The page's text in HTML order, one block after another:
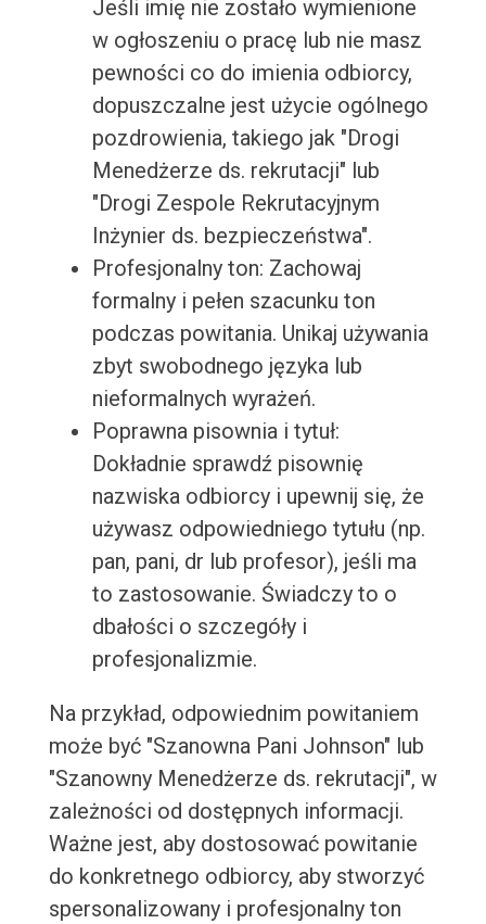
Jeśli imię nie zostało wymienione
w ogłoszeniu o pracę lub nie masz
pewności co do imienia odbiorcy,
dopuszczalne jest użycie ogólnego
pozdrowienia, takiego jak "Drogi
Menedżerze ds. rekrutacji" lub
"Drogi Zespole Rekrutacyjnym
Inżynier ds. bezpieczeństwa".
Profesjonalny ton: Zachowaj
formalny i pełen szacunku ton
podczas powitania. Unikaj używania
zbyt swobodnego języka lub
nieformalnych wyrażeń.
Poprawna pisownia i tytuł:
Dokładnie sprawdź pisownię
nazwiska odbiorcy i upewnij się, że
używasz odpowiedniego tytułu (np.
pan, pani, dr lub profesor), jeśli ma
to zastosowanie. Świadczy to o
dbałości o szczegóły i
profesjonalizmie.
Na przykład, odpowiednim powitaniem
może być "Szanowna Pani Johnson" lub
"Szanowny Menedżerze ds. rekrutacji", w
zależności od dostępnych informacji.
Ważne jest, aby dostosować powitanie
do konkretnego odbiorcy, aby stworzyć
spersonalizowany i profesjonalny ton